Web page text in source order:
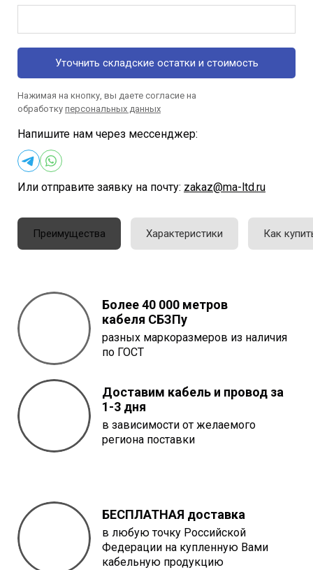
Уточнить складские остатки и стоимость
Нажимая на кнопку, вы даете согласие на
обработку персональных данных
Напишите нам через мессенджер:
Или отправите заявку на почту: zakaz@ma-ltd.ru
Преимущества Характеристики Как
Более 40 000 метров
кабеля СБЗПу
разных маркоразмеров из наличия
по ГОСТ
Доставим кабель и провод за
1-3 дня
в зависимости от желаемого
региона поставки
БЕСПЛАТНАЯ доставка
в любую точку Российской
Федерации на купленную Вами
кабельную продукцию